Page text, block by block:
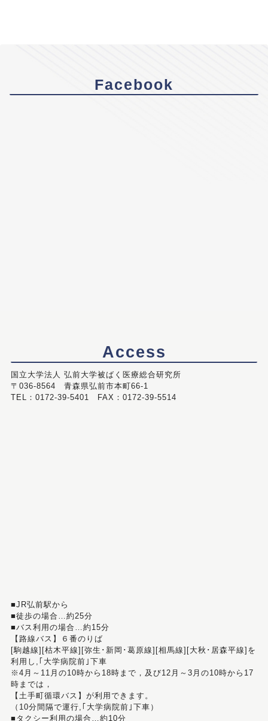
Facebook
Access
国立大学法人 弘前大学被ばく医療総合研究所
〒036-8564 青森県弘前市本町66-1
TEL：0172-39-5401 FAX：0172-39-5514
■JR弘前駅から
■徒歩の場合…約25分
■バス利用の場合…約15分
【路線バス】６番のりば
[駒越線][枯木平線][弥生･新岡･葛原線][相馬線][大秋･居森平線]を
利用し,｢大学病院前｣下車
※4月～11月の10時から18時まで，及び12月～3月の10時から17
時までは，
【土手町循環バス】が利用できます。
（10分間隔で運行,｢大学病院前｣下車）
■タクシー利用の場合…約10分